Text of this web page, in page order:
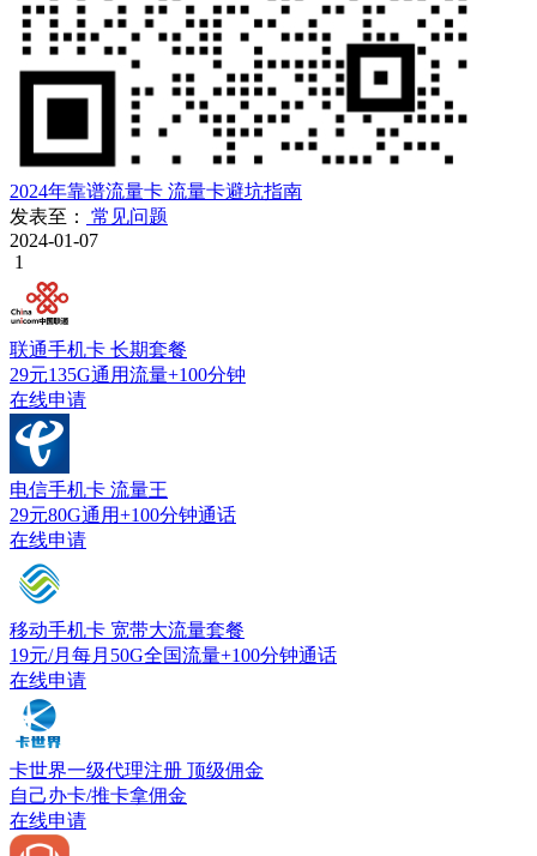
2024年靠谱流量卡 流量卡避坑指南
发表至：
常见问题
2024-01-07
1
联通手机卡 长期套餐
29元135G通用流量+100分钟
在线申请
电信手机卡 流量王
29元80G通用+100分钟通话
在线申请
移动手机卡 宽带大流量套餐
19元/月每月50G全国流量+100分钟通话
在线申请
卡世界一级代理注册 顶级佣金
自己办卡/推卡拿佣金
在线申请